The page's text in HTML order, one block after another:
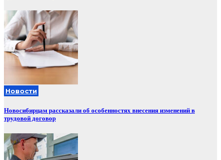
Новости
Новосибирцам рассказали об особенностях внесения изменений в
трудовой договор